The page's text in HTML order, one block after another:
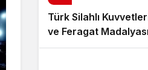
Türk Silahlı
ve Feragat Madalyası